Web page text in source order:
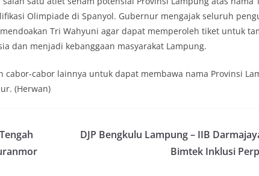
Olimpiade di Spanyol. Gubernur mengajak seluruh
Tri Wahyuni agar dapat memperoleh tiket untuk
dan menjadi kebanggaan masyarakat Lampung.
cabor-cabor lainnya untuk dapat membawa nama Provinsi
(Herwan)
DJP Bengkulu Lampung – IIB
Bimtek Inklusi